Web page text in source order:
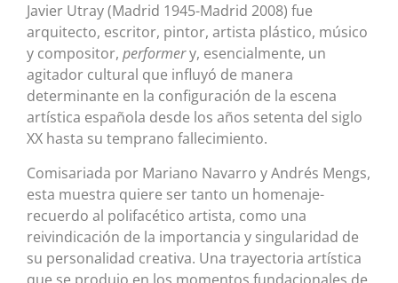
Javier Utray (Madrid 1945-Madrid 2008) fue
arquitecto, escritor, pintor, artista plástico, músico
y compositor, performery, esencialmente, un
agitador cultural que influyó de manera
determinante en la configuración de la escena
artística española desde los años setenta del siglo
XX hasta su temprano fallecimiento.
Comisariada por Mariano Navarro y Andrés Mengs,
esta muestra quiere ser tanto un homenaje-
recuerdo al polifacético artista, como una
reivindicación de la importancia y singularidad de
su personalidad creativa. Una trayectoria artística